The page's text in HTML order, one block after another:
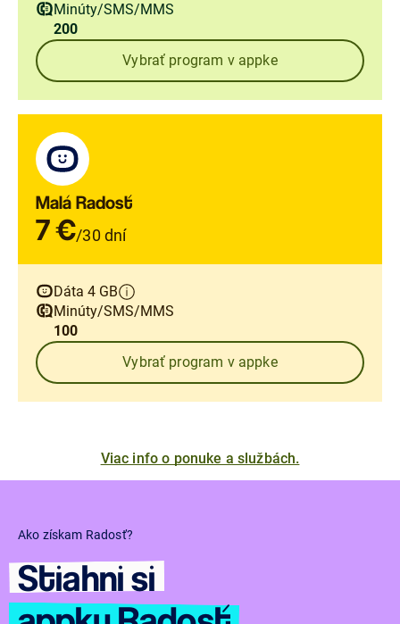
Minúty/SMS/MMS
200
Vybrať program v appke
Malá Radosť
7 €/30 dní
Dáta 4 GB
Minúty/SMS/MMS
100
Vybrať program v appke
Viac info o ponuke a službách.
Ako získam Radosť?
Stiahni si
Získaj SIM
alebo eSIM
Využívaj
Radosť